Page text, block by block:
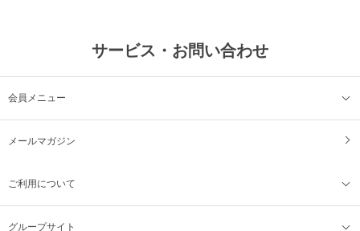
サービス・お問い合わせ
会員メニュー
メールマガジン
ご利用について
グループサイト